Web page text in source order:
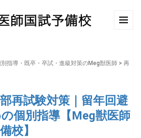
指導・既卒・卒試・進級対策のMeg獣医師 > 再
再試験対策｜留年回避
個別指導【Meg獣医師
校】